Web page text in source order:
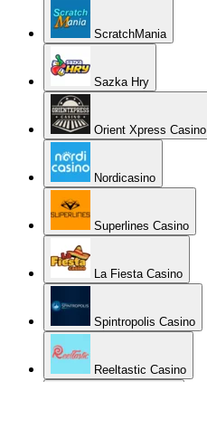
ScratchMania
Sazka Hry
Orient Xpress Casino
Nordicasino
Superlines Casino
La Fiesta Casino
Spintropolis Casino
Reeltastic Casino